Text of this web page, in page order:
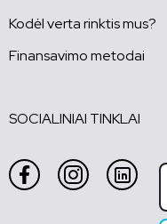
Kodėl verta rinktis mus?
Finansavimo metodai
SOCIALINIAI TINKLAI